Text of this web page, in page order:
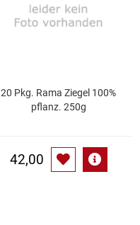
20 Pkg. Rama Ziegel 100%
pflanz. 250g
42,00